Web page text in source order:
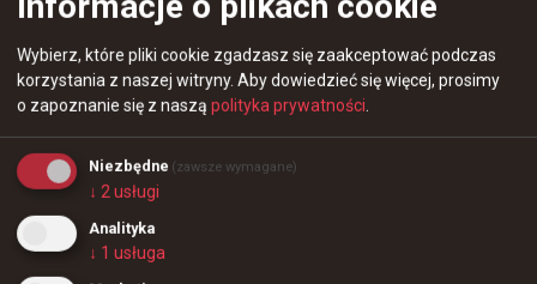
pewności siebie drużynie, ponieważ jest on
wielkim idolem dla młodych chłopaków, a kiedy
masz taką osobowość jak Sasha, która angażuje
się w plan i w pełni go kupuje, uzyskasz również
znacznie lepszy efekt u młodych, ponieważ
widzą, jak ich idol wchodzi w ten projekt na sto
procent. To bardzo dobre uczucie.
Wybierz, które pliki cookie zgadzasz się zaakceptować podczas
korzystania z naszej witryny. Aby dowiedzieć się więcej, prosimy
o zapoznanie się z naszą polityka prywatności.
Niezbędne (zawsze wymagane)
↓ 2usługi
Analityka
↓ 1 usługa